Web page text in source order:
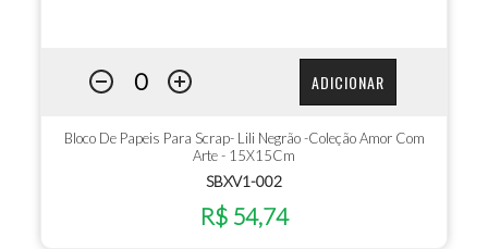
ADICIONAR
Bloco De Papeis Para Scrap- Lili Negrão -Coleção Amor Com
Arte - 15X15Cm
SBXV1-002
R$ 54,74